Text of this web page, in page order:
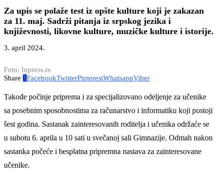
Za upis se polaže test iz opšte kulture koji je zakazan
za 11. maj. Sadrži pitanja iz srpskog jezika i
književnosti, likovne kulture, muzičke kulture i istorije.
3. april 2024.
Foto: Inpress.rs
Share 0FacebookTwitterPinterestWhatsappViber
Takođe počinje priprema i za specijalizovano odeljenje za učenike
sa posebnim sposobnostima za računarstvo i informatiku koji postoji
šest godina. Sastanak zainteresovanih roditelja i učenika održaće se
u subotu 6. aprila u 10 sati u svečanoj sali Gimnazije. Odmah nakon
sastanka počeće i besplatna pripremna nastava za zainteresovane
učenike.